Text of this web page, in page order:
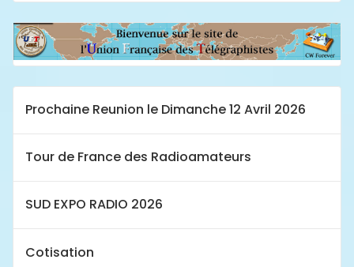
Prochaine Reunion le Dimanche 12 Avril 2026
Tour de France des Radioamateurs
SUD EXPO RADIO 2026
Cotisation